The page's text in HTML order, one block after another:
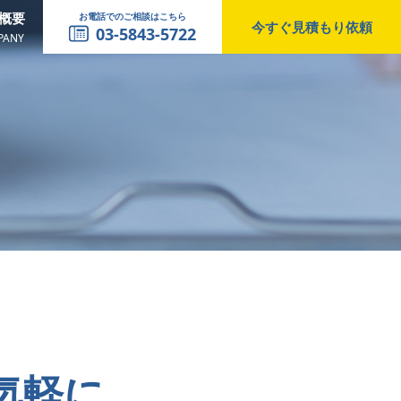
要 お電話でのご相談はこちら
03-5843-5722 今すぐ見積もり依頼